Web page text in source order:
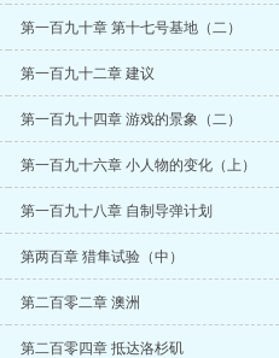
第一百九十章 第十七号基地（二）
第一百九十二章 建议
第一百九十四章 游戏的景象（二）
第一百九十六章 小人物的变化（上）
第一百九十八章 自制导弹计划
第两百章 猎隼试验（中）
第二百零二章 澳洲
第二百零四章 抵达洛杉矶